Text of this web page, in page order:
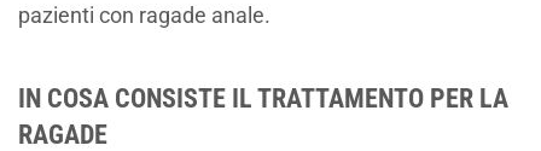
pazienti con ragade anale.
IN COSA CONSISTE IL TRATTAMENTO PER LA
RAGADE